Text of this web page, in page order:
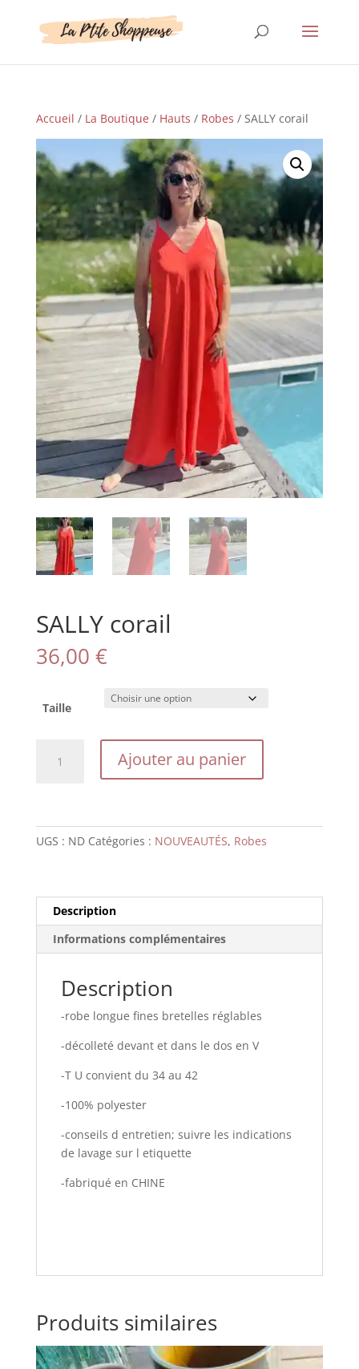
Accueil / La Boutique / Hauts / Robes / SALLY corail
SALLY corail
36,00 €
Taille
Ajouter au panier
UGS : ND Catégories : NOUVEAUTÉS, Robes
Description
Informations complémentaires
Description
-robe longue fines bretelles réglables
-décolleté devant et dans le dos en V
-T U convient du 34 au 42
-100% polyester
-conseils d entretien; suivre les indications
de lavage sur l etiquette
-fabriqué en CHINE
Produits similaires